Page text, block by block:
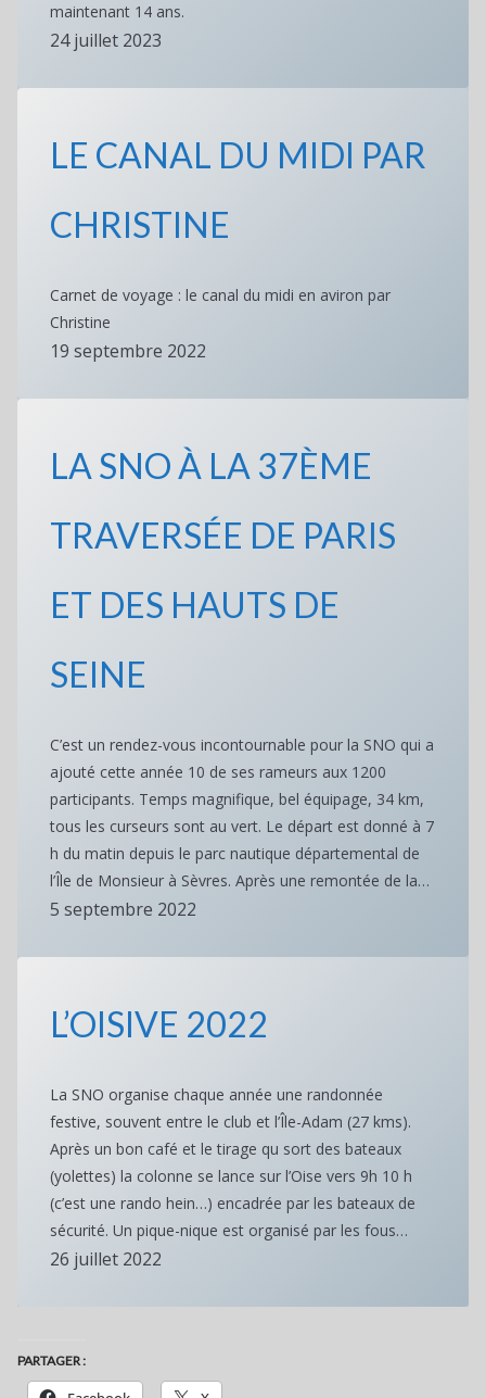
maintenant 14 ans.
24 juillet 2023
LE CANAL DU MIDI PAR
CHRISTINE
Carnet de voyage : le canal du midi en aviron par
Christine
19 septembre 2022
LA SNO À LA 37ÈME
TRAVERSÉE DE PARIS
ET DES HAUTS DE
SEINE
C’est un rendez-vous incontournable pour la SNO qui a
ajouté cette année 10 de ses rameurs aux 1200
participants. Temps magnifique, bel équipage, 34 km,
tous les curseurs sont au vert. Le départ est donné à 7
h du matin depuis le parc nautique départemental de
l’Île de Monsieur à Sèvres. Après une remontée de la…
5 septembre 2022
L’OISIVE 2022
La SNO organise chaque année une randonnée
festive, souvent entre le club et l’Île-Adam (27 kms).
Après un bon café et le tirage qu sort des bateaux
(yolettes) la colonne se lance sur l’Oise vers 9h 10 h
(c’est une rando hein…) encadrée par les bateaux de
sécurité. Un pique-nique est organisé par les fous…
26 juillet 2022
PARTAGER :